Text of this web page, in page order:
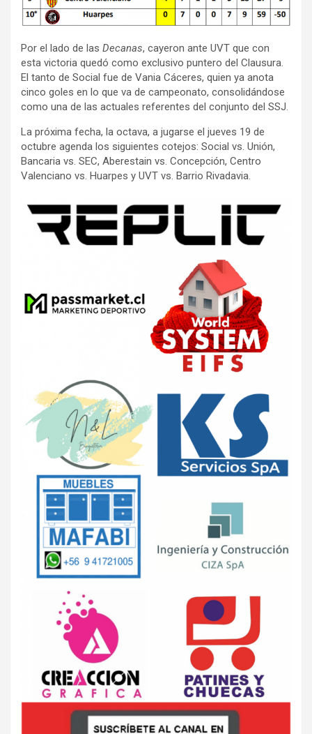
Por el lado de las Decanas, cayeron ante UVT que con
esta victoria quedó como exclusivo puntero del Clausura.
El tanto de Social fue de Vania Cáceres, quien ya anota
cinco goles en lo que va de campeonato, consolidándose
como una de las actuales referentes del conjunto del SSJ.
La próxima fecha, la octava, a jugarse el jueves 19 de
octubre agenda los siguientes cotejos: Social vs. Unión,
Bancaria vs. SEC, Aberestain vs. Concepción, Centro
Valenciano vs. Huarpes y UVT vs. Barrio Rivadavia.